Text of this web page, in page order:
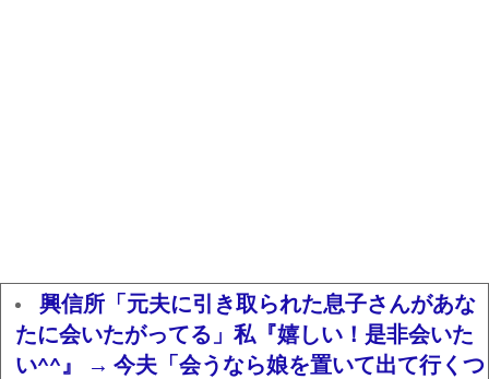
興信所「元夫に引き取られた息子さんがあな
たに会いたがってる」私『嬉しい！是非会いた
い^^』 → 今夫「会うなら娘を置いて出て行くつ